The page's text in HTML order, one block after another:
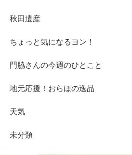
秋田遺産
ちょっと気になるヨン！
門脇さんの今週のひとこと
地元応援！おらほの逸品
天気
未分類